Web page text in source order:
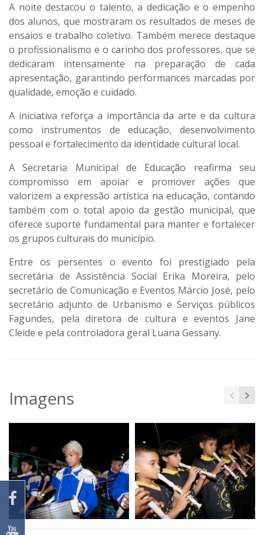
A noite destacou o talento, a dedicação e o empenho
dos alunos, que mostraram os resultados de meses de
ensaios e trabalho coletivo. Também merece destaque
o profissionalismo e o carinho dos professores, que se
dedicaram intensamente na preparação de cada
apresentação, garantindo performances marcadas por
qualidade, emoção e cuidado.
A iniciativa reforça a importância da arte e da cultura
como instrumentos de educação, desenvolvimento
pessoal e fortalecimento da identidade cultural local.
A Secretaria Municipal de Educação reafirma seu
compromisso em apoiar e promover ações que
valorizem a expressão artística na educação, contando
também com o total apoio da gestão municipal, que
oferece suporte fundamental para manter e fortalecer
os grupos culturais do município.
Entre os persentes o evento foi prestigiado pela
secretária de Assistência Social Erika Moreira, pelo
secretário de Comunicação e Eventos Márcio José, pelo
secretário adjunto de Urbanismo e Serviços públicos
Fagundes, pela diretora de cultura e eventos Jane
Cleide e pela controladora geral Luana Gessany.
Imagens